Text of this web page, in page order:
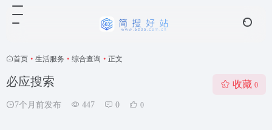
首页 • 生活服务 • 综合查询 • 正文
必应搜索
7个月前发布 447 0 0
收藏 0